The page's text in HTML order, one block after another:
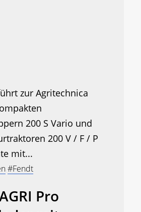
zur Agritechnica
200 S Vario und
200 V / F / P
mit...
#Fendt
Pro